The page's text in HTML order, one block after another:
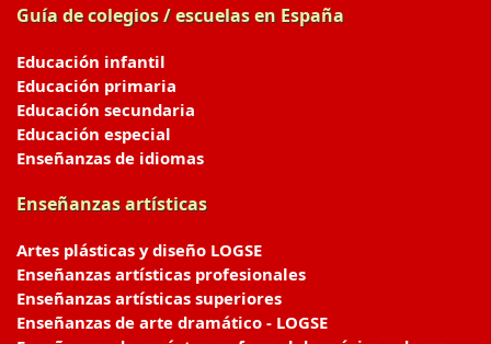
Guía de colegios / escuelas en España
Educación infantil
Educación primaria
Educación secundaria
Educación especial
Enseñanzas de idiomas
Enseñanzas artísticas
Artes plásticas y diseño LOGSE
Enseñanzas artísticas profesionales
Enseñanzas artísticas superiores
Enseñanzas de arte dramático - LOGSE